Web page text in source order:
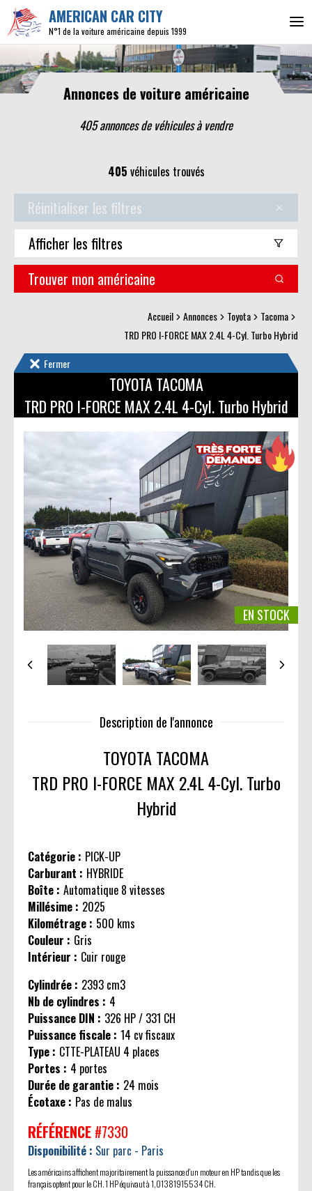
AMERICAN CAR CITY
N°1 de la voiture américaine depuis 1999
Annonces de voiture américaine
405 annonces de véhiculesà vendre
405 véhicules trouvés
Réinitialiser les filtres
Afficher les filtres
Trouver mon américaine
Accueil Annonces Toyota
Tacoma
TRD PRO I-FORCE MAX 2.4L 4-Cyl. Turbo Hybrid
Fermer
TOYOTA TACOMA
TRD PRO I-FORCE MAX 2.4L 4-Cyl. Turbo Hybrid
EN STOCK
Description de l'annonce
TOYOTA TACOMA
TRD PRO I-FORCE MAX 2.4L 4-Cyl. Turbo
Hybrid
Catégorie : PICK-UP
Carburant : HYBRIDE
Boîte : Automatique 8 vitesses
Millésime : 2025
Kilométrage : 500 kms
Couleur : Gris
Intérieur : Cuir rouge
Cylindrée : 2393 cm3
Nb de cylindres : 4
Puissance DIN : 326 HP / 331 CH
Puissance fiscale : 14 cv fiscaux
Type : CTTE-PLATEAU 4 places
Portes : 4 portes
Durée de garantie : 24 mois
Écotaxe : Pas de malus
RÉFÉRENCE #7330
Disponibilité : Sur parc - Paris
Les américains affichent majoritairement la puissance d'un moteur en HP tandis que les
français optent pour le CH. 1 HP équivaut à 1,01381915534 CH.